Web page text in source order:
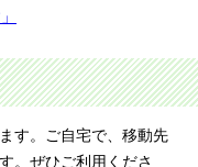
す。ご自宅で、移動先
。ぜひご利用くださ